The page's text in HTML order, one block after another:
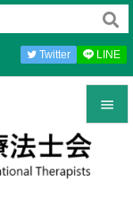

Twitter LINE